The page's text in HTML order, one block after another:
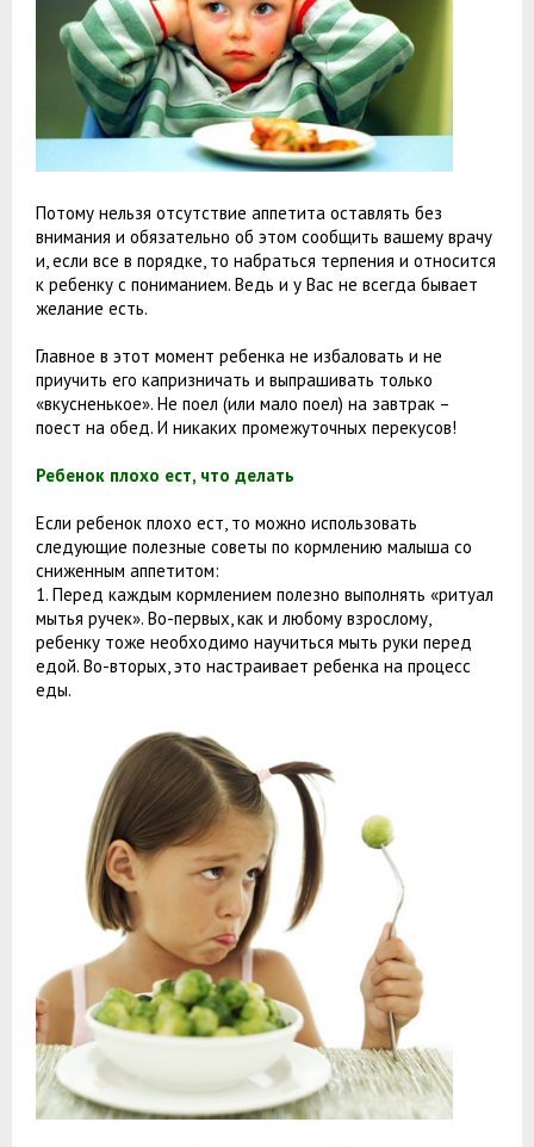
Потому нельзя отсутствие аппетита оставлять без
внимания и обязательно об этом сообщить вашему врачу
и, если все в порядке, то набраться терпения и относится
к ребенку с пониманием. Ведь и у Вас не всегда бывает
желание есть.
Главное в этот момент ребенка не избаловать и не
приучить его капризничать и выпрашивать только
«вкусненькое». Не поел (или мало поел) на завтрак –
поест на обед. И никаких промежуточных перекусов!
Ребенок плохо ест, что делать
Если ребенок плохо ест, то можно использовать
следующие полезные советы по кормлению малыша со
сниженным аппетитом:
1. Перед каждым кормлением полезно выполнять «ритуал
мытья ручек». Во-первых, как и любому взрослому,
ребенку тоже необходимо научиться мыть руки перед
едой. Во-вторых, это настраивает ребенка на процесс
еды.